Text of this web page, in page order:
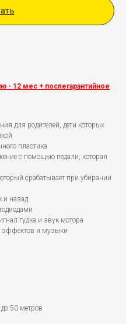
- 12 мес + послегарантийное
для родителей, дети которых
пластика
с помощью педали, которая
срабатывает при убирании
и назад
гудка и звук мотора
эффектов и музыки
50 метров